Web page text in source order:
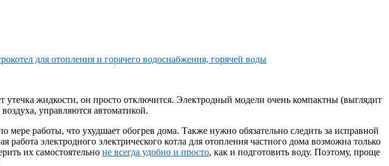
утечка жидкости, он просто отключится. Электродный модели очень компактны (выглядит
управляются автоматикой.
работы, что ухудшает обогрев дома. Также нужно обязательно следить за исправной
электродного электрического котла для отопления частного дома возможна только
их самостоятельно не всегда удобно и просто, как и подготовить воду. Поэтому, проще